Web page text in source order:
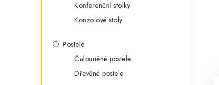
Konferenční stolky
Konzolové stoly
Postele
Čalouněné postele
Dřevěné postele